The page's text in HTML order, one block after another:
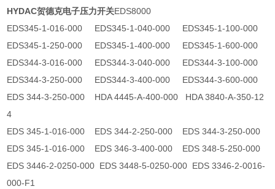
HYDAC贺德克电子压力开关EDS8000
EDS345-1-016-000 EDS345-1-040-000 EDS345-1-100-000
EDS345-1-250-000 EDS345-1-400-000 EDS345-1-600-000
EDS344-3-016-000 EDS344-3-040-000 EDS344-3-100-000
EDS344-3-250-000 EDS344-3-400-000 EDS344-3-600-000
EDS 344-3-250-000 HDA 4445-A-400-000 HDA 3840-A-350-12
4
EDS 345-1-016-000 EDS 344-2-250-000 EDS 344-3-250-000
EDS 345-1-016-000 EDS 346-3-400-000 EDS 348-5-250-000
EDS 3446-2-0250-000 EDS 3448-5-0250-000 EDS 3346-2-0016-
000-F1